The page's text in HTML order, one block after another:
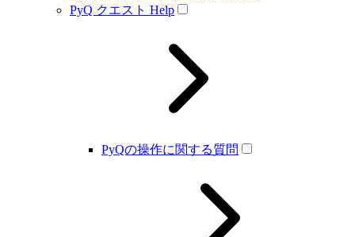
PyQ クエスト Help
PyQの操作に関する質問